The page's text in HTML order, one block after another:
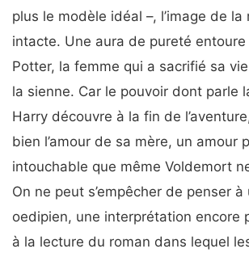
plus le modèle idéal –, l’image de la
intacte. Une aura de pureté
Potter, la femme qui a sacrifié sa
la sienne. Car le pouvoir dont parle
Harry découvre à la fin de
bien l’amour de sa mère, un amour
intouchable que même Voldemort
On ne peut s’empêcher de penser
oedipien, une interprétation encore
à la lecture du roman dans lequel